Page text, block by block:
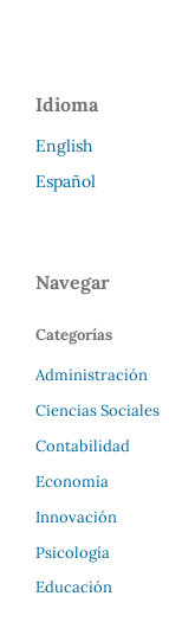
Idioma
English
Español
Navegar
Categorías
Administración
Ciencias Sociales
Contabilidad
Economía
Innovación
Psicología
Educación